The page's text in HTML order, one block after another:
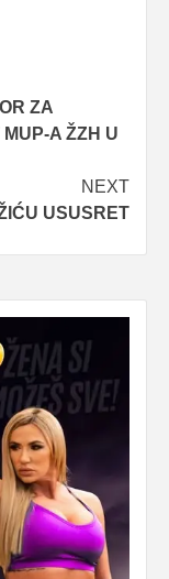
ZA
A ŽZH U
NEXT
USUSRET